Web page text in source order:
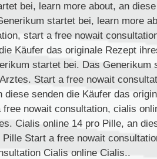
bei, learn more about, an
startet bei, learn more
start a free nowait
Käufer das originale Rezept
startet bei. Das Generikum
Start a free nowait
senden die Käufer das
nowait consultation, cialis
Cialis online 14 pro Pille, an
Start a free nowait
Cialis online Cialis..